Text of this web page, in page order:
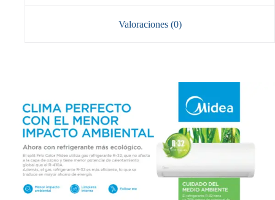
Valoraciones (0)